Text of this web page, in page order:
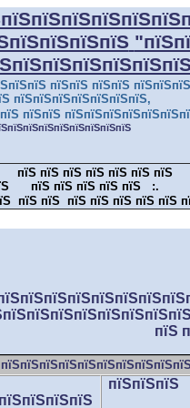
пїЅпїЅ пїЅпїЅ
пїЅпїЅпїЅпїЅпїЅпїЅпїЅ,
пїЅпїЅ
пїЅ пїЅ пїЅ пїЅ пїЅ пїЅ пїЅ
пїЅ пїЅ пїЅ пїЅ пїЅ
:.
пїЅ пїЅ пїЅ пїЅ пїЅ пїЅ пїЅ
пїЅ
пїЅпїЅпїЅ